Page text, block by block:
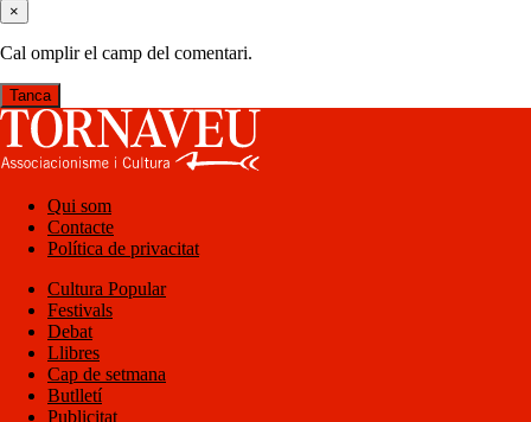
×
Cal omplir el camp del comentari.
Tanca
Qui som
Contacte
Política de privacitat
Cultura Popular
Festivals
Debat
Llibres
Cap de setmana
Butlletí
Publicitat